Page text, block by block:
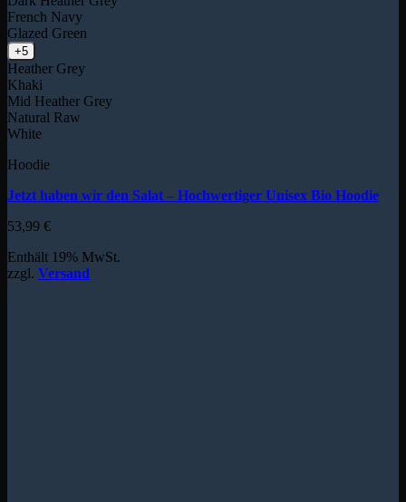
French Navy
Glazed Green
+5
Heather Grey
Khaki
Mid Heather Grey
Natural Raw
White
Hoodie
Jetzt haben wir den Salat – Hochwertiger Unisex Bio Hoodie
53,99 €
Enthält 19% MwSt.
zzgl. Versand